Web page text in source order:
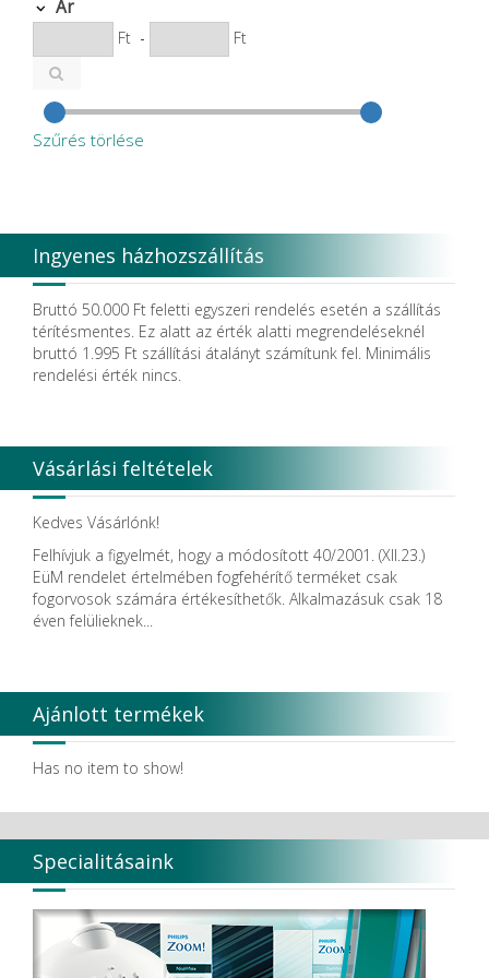
Carlo de Giorgi srl
CATTANI SpA
CAVEX
CEMM Dental High Tech Ltd.
Colténe Whaledent
DELTA RT.
Dendia GmbH
DenMat Holdings, LLC
Dental Film srl.
Dental Pacific
Dentsolv AB
Detax
DFS
DIADENT
Diaswiss S.A.
DIRECTA AB
Discus Dental PHILIPS
DISPOTECH S.r.l.
DKL
Edenta
EMS
Enbio Group AG
Ethicon
EVE
Fairfax Dental Ltd.
Falcon
FERROKEMIA
FERTISOL
FKG Dentaire
Ár
Ft - Ft
Szűrés törlése
Ingyenes házhozszállítás
Bruttó 50.000 Ft feletti egyszeri rendelés esetén a szállítás
térítésmentes. Ez alatt az érték alatti megrendeléseknél
bruttó 1.995 Ft szállítási átalányt számítunk fel. Minimális
rendelési érték nincs.
Vásárlási feltételek
Kedves Vásárlónk!
Felhívjuk a figyelmét, hogy a módosított 40/2001. (XII.23.)
EüM rendelet értelmében fogfehérítő terméket csak
fogorvosok számára értékesíthetők. Alkalmazásuk csak 18
éven felülieknek...
Ajánlott termékek
Has no item to show!
Specialitásaink